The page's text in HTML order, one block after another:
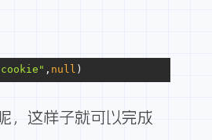
, null )
，这样子就可以完成